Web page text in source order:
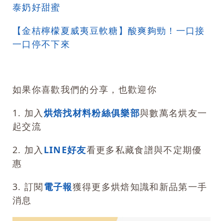
泰奶好甜蜜
【金桔檸檬夏威夷豆軟糖】酸爽夠勁！一口接
一口停不下來
如果你喜歡我們的分享，也歡迎你
1. 加入 烘焙找材料粉絲俱樂部與數萬名烘友一
起交流
2. 加入 LINE好友看更多私藏食譜與不定期優
惠
3. 訂閱電子報獲得更多烘焙知識和新品第一手
消息